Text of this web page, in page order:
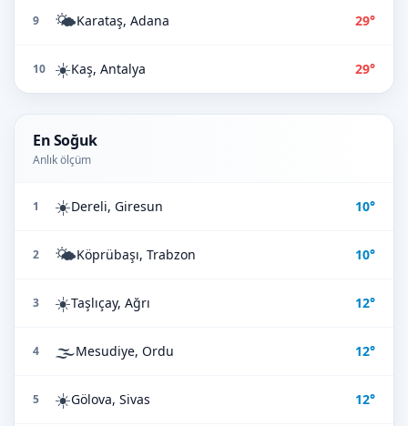
9 🌤️Karataş, Adana 29°
10 ☀️Kaş, Antalya 29°
En Soğuk
Anlık ölçüm
1 ☀️Dereli, Giresun 10°
2 🌤️Köprübaşı, Trabzon 10°
3 ☀️Taşlıçay, Ağrı 12°
4 🌫️Mesudiye, Ordu 12°
5 ☀️Gölova, Sivas 12°